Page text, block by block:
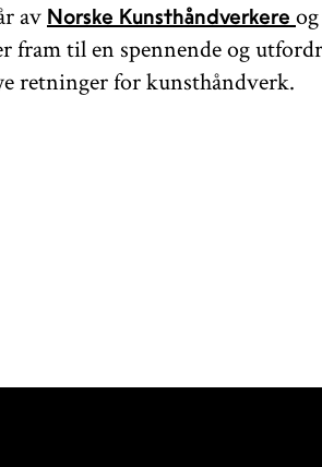
av Norske Kunsthåndverkere
fram til en spennende og
retninger for kunsthåndverk.